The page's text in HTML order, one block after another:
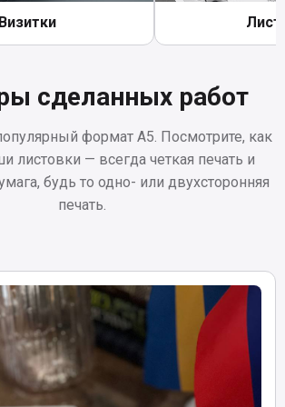
Визитки
сделанных работ
формат A5. Посмотрите, как
листовки — всегда четкая печать и
будь то одно- или двухсторонняя
печать.